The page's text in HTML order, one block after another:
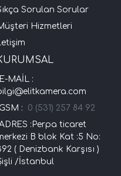
Sorulan Sorular
Hizmetleri
E-MAİL :
GSM : 0 (531) 257 84 92
:Perpa ticaret
B blok Kat :5 No:
( Denizbank Karşısı )
/İstanbul